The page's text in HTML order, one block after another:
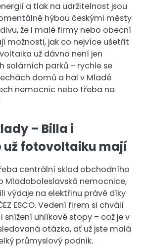
a tlak na udržitelnost jsou
hýbou českými městy
že i malé firmy nebo obecní
možnosti, jak co nejvíce ušetřit
už dávno není jen
solárních parků – rychle se
domů a hal v Mladé
nemocnic nebo třeba na
– Billa i
už fotovoltaiku mají
centrální sklad obchodního
Mladoboleslavská nemocnice,
výdaje na elektřinu právě díky
ESCO. Vedení firem si chválí
snížení uhlíkové stopy – což je v
otázka, ať už jste malá
průmyslový podnik.